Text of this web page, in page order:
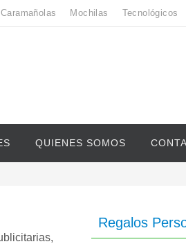
Caramañolas Mochilas Tecnológicos
QUIENES SOMOS
Regalos